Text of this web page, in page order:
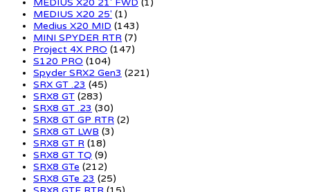
MEDIUS X20 25' (1)
Medius X20 MID (143)
MINI SPYDER RTR (7)
Project 4X PRO (147)
S120 PRO (104)
Spyder SRX2 Gen3 (221)
SRX GT .23 (45)
SRX8 GT (283)
SRX8 GT .23 (30)
SRX8 GT GP RTR (2)
SRX8 GT LWB (3)
SRX8 GT R (18)
SRX8 GT TQ (9)
SRX8 GTe (212)
SRX8 GTe 23 (25)